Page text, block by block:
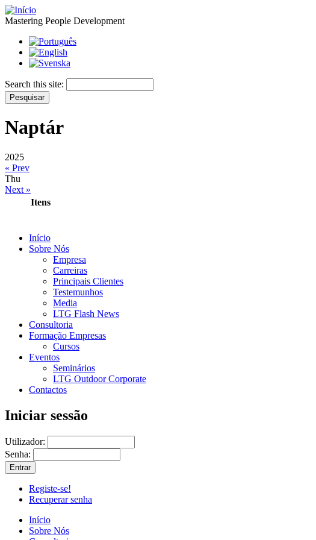
Mastering People Development
Search this site:
Naptár
2025
« Prev
Thu
Next »
Itens
Início
Sobre Nós
Empresa
Carreiras
Principais Clientes
Testemunhos
Media
LTG Flash News
Consultoria
Formação Empresas
Cursos
Eventos
Seminários
LTG Outdoor Corporate
Contactos
Iniciar sessão
Utilizador:
Senha:
Registe-se!
Recuperar senha
Início
Sobre Nós